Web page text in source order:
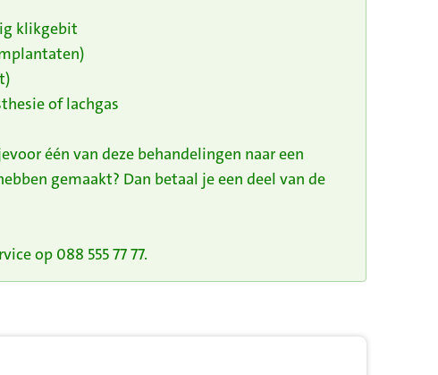
klikgebit
of lachgas
één van deze behandelingen naar een
gemaakt? Dan betaal je een deel van de
op 088 555 77 77.